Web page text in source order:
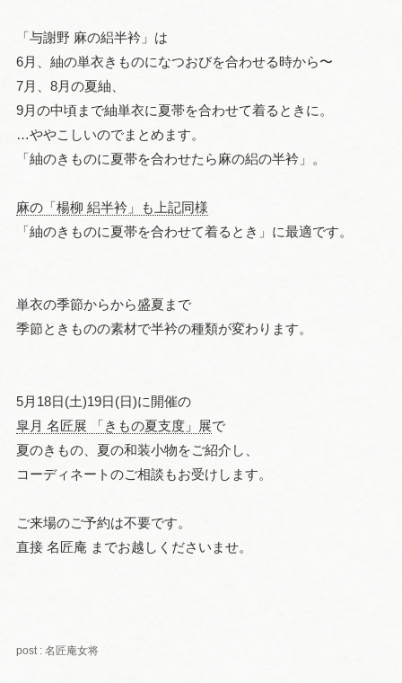
「与謝野 麻の絽半衿」は
6月、紬の単衣きものになつおびを合わせる時から〜
7月、8月の夏紬、
9月の中頃まで紬単衣に夏帯を合わせて着るときに。
…ややこしいのでまとめます。
「紬のきものに夏帯を合わせたら麻の絽の半衿」。
麻の「楊柳 絽半衿」も上記同様
「紬のきものに夏帯を合わせて着るとき」に最適です。
単衣の季節からから盛夏まで
季節ときものの素材で半衿の種類が変わります。
5月18日(土)19日(日)に開催の
皐月 名匠展 「きもの夏支度」展で
夏のきもの、夏の和装小物をご紹介し、
コーディネートのご相談もお受けします。
ご来場のご予約は不要です。
直接 名匠庵 までお越しくださいませ。
post : 名匠庵女将